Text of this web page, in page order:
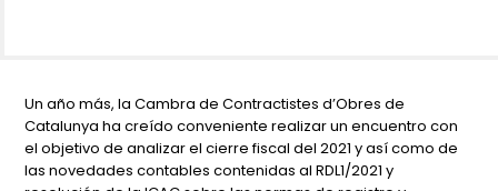
Un año más, la Cambra de Contractistes d’Obres de
Catalunya ha creído conveniente realizar un encuentro con
el objetivo de analizar el cierre fiscal del 2021 y así como de
las novedades contables contenidas al RDL1/2021 y